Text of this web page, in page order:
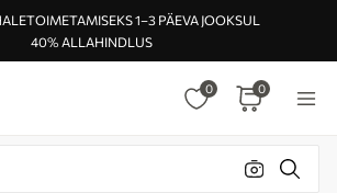
1–3 PÄEVA JOOKSUL
40% ALLAHINDLUS
0 0